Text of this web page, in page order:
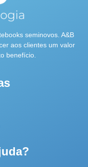
seminovos. A&B
aos clientes um valor
benefício.